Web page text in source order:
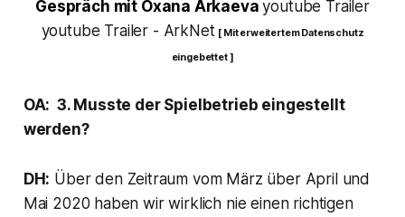
Gespräch mit Oxana Arkaevayoutube Trailer
youtube Trailer - ArkNet [ Mit erweitertem Datenschutz
eingebettet ]
OA: 3. Musste der Spielbetrieb eingestellt
werden?
DH: Über den Zeitraum vom März über April und
Mai 2020 haben wir wirklich nie einen richtigen